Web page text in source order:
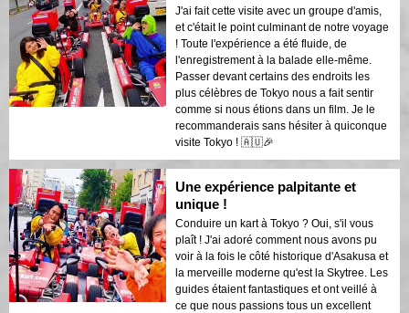
J'ai fait cette visite avec un groupe d'amis,
et c'était le point culminant de notre voyage
! Toute l'expérience a été fluide, de
l'enregistrement à la balade elle-même.
Passer devant certains des endroits les
plus célèbres de Tokyo nous a fait sentir
comme si nous étions dans un film. Je le
recommanderais sans hésiter à quiconque
visite Tokyo ! 🇦🇺🎉
Une expérience palpitante et
unique !
Conduire un kart à Tokyo ? Oui, s'il vous
plaît ! J'ai adoré comment nous avons pu
voir à la fois le côté historique d'Asakusa et
la merveille moderne qu'est la Skytree. Les
guides étaient fantastiques et ont veillé à
ce que nous passions tous un excellent